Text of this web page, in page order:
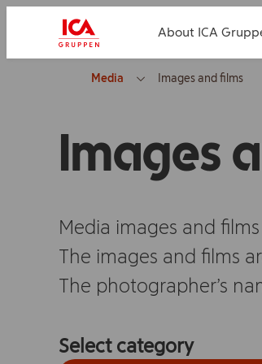
About ICA
Media Images and films
Images
Media images and
The images and films
The photographer’s
Select category